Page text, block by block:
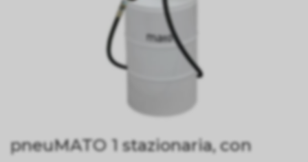
pneuMATO 1 stazionaria, con